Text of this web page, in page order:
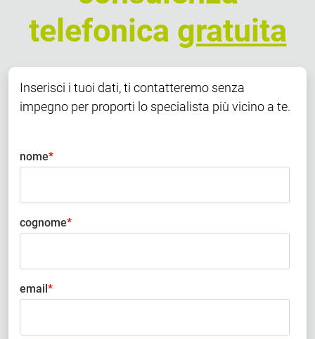
telefonica gratuita
Inserisci i tuoi dati, ti contatteremo senza
impegno per proporti lo specialista più vicino a te.